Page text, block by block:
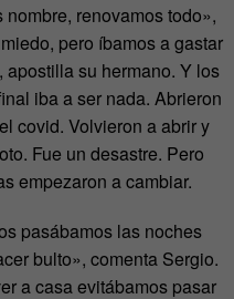
renovamos todo»,
pero íbamos a gastar
apostilla su hermano. Y los
iba a ser nada. Abrieron
covid. Volvieron a abrir y
Fue un desastre. Pero
empezaron a cambiar.
pasábamos las noches
bulto», comenta Sergio.
a casa evitábamos pasar